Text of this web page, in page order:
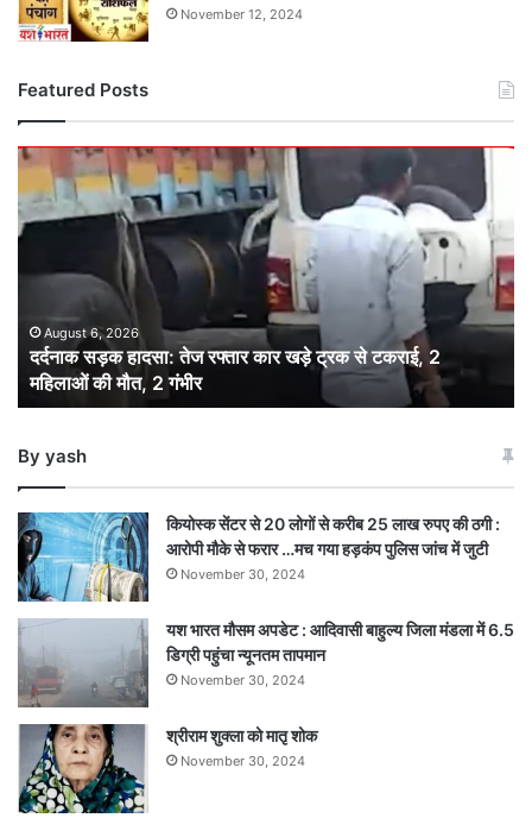
November 12, 2024
Featured Posts
दर्दनाक
हादसा:
तेज
कार
ट्रक
टकराई,
2
की
गंभीर
August 6, 2026
दर्दनाक सड़क हादसा: तेज रफ्तार कार खड़े ट्रक से टकराई, 2
महिलाओं की मौत, 2 गंभीर
By yash
कियोस्क सेंटर से 20 लोगों से करीब 25 लाख रुपए की ठगी :
आरोपी मौके से फरार …मच गया हड़कंप पुलिस जांच में जुटी
November 30, 2024
यश भारत मौसम अपडेट : आदिवासी बाहुल्य जिला मंडला में 6.5
डिग्री पहुंचा न्यूनतम तापमान
November 30, 2024
श्रीराम शुक्ला को मातृ शोक
November 30, 2024